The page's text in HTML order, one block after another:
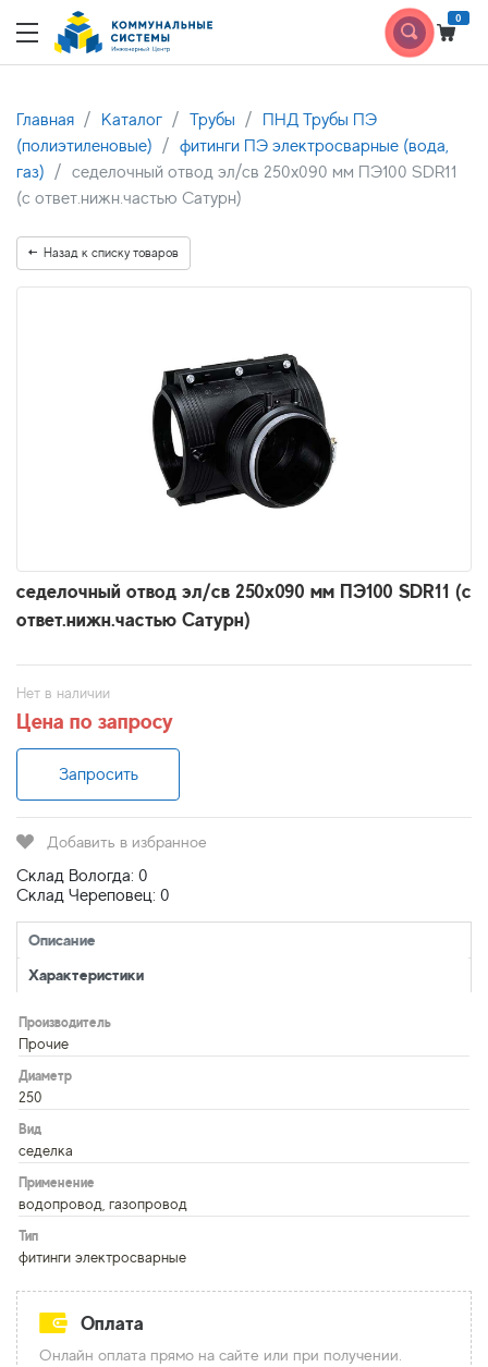
0
Главная Каталог Трубы
ПНД Трубы ПЭ
(полиэтиленовые)
фитинги ПЭ электросварные (вода,
газ)
седелочный отвод эл/св 250х090 мм ПЭ100 SDR11
(с ответ.нижн.частью Сатурн)
Назад к списку товаров
седелочный отвод эл/св 250х090 мм ПЭ100 SDR11 (с
ответ.нижн.частью Сатурн)
Нет в наличии
Цена по запросу
Запросить
Добавить в избранное
Склад Вологда: 0
Склад Череповец: 0
Описание
Характеристики
Производитель
Прочие
Диаметр
250
Вид
седелка
Применение
водопровод, газопровод
Тип
фитинги электросварные
Оплата
Онлайн оплата прямо на сайте или при получении.